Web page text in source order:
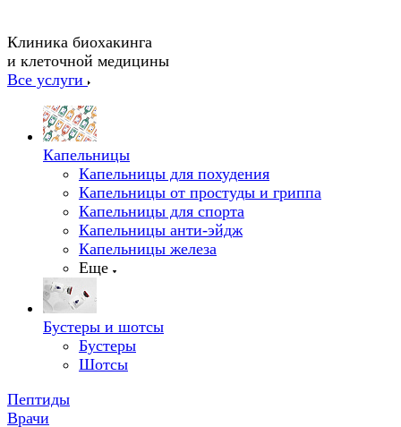
Клиника биохакинга
и клеточной медицины
Все услуги
Капельницы
Капельницы для похудения
Капельницы от простуды и гриппа
Капельницы для спорта
Капельницы анти-эйдж
Капельницы железа
Еще
Бустеры и шотсы
Бустеры
Шотсы
Пептиды
Врачи